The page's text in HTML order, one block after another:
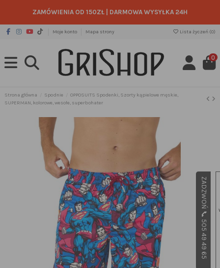
ZAMÓWIENIA OD 150ZŁ DARMOWA WYSYŁKA 24H
Moje konto Mapa strony Lista życzeń (0)
0
Strona główna Spodnie
OPPOSUITS Spodenki, Szorty kąpielowe męskie,
SUPERMAN, kolorowe, wesołe, superbohater
ZADZWOŃ 📞 505 49 49 65